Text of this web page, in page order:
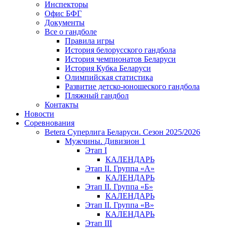
Инспекторы
Офис БФГ
Документы
Все о гандболе
Правила игры
История белорусского гандбола
История чемпионатов Беларуси
История Кубка Беларуси
Олимпийская статистика
Развитие детско-юношеского гандбола
Пляжный гандбол
Контакты
Новости
Соревнования
Betera Суперлига Беларуси. Сезон 2025/2026
Мужчины. Дивизион 1
Этап I
КАЛЕНДАРЬ
Этап II. Группа «А»
КАЛЕНДАРЬ
Этап II. Группа «Б»
КАЛЕНДАРЬ
Этап II. Группа «В»
КАЛЕНДАРЬ
Этап III